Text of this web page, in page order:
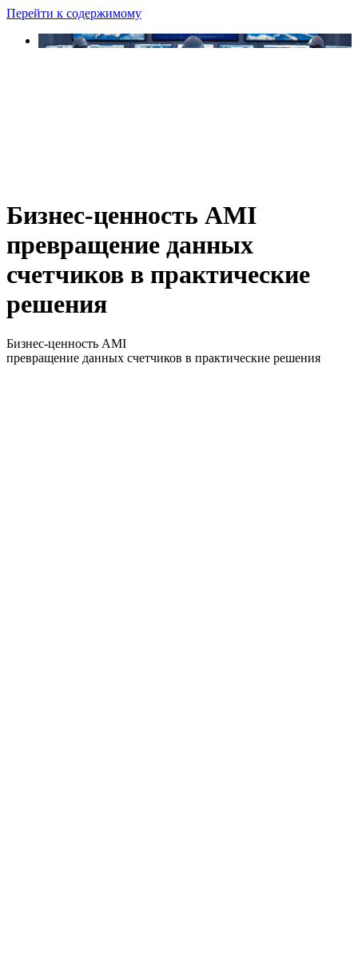
Перейти к содержимому
Бизнес-ценность AMI
превращение данных
счетчиков в практические
решения
Бизнес-ценность AMI
превращение данных счетчиков в практические решения